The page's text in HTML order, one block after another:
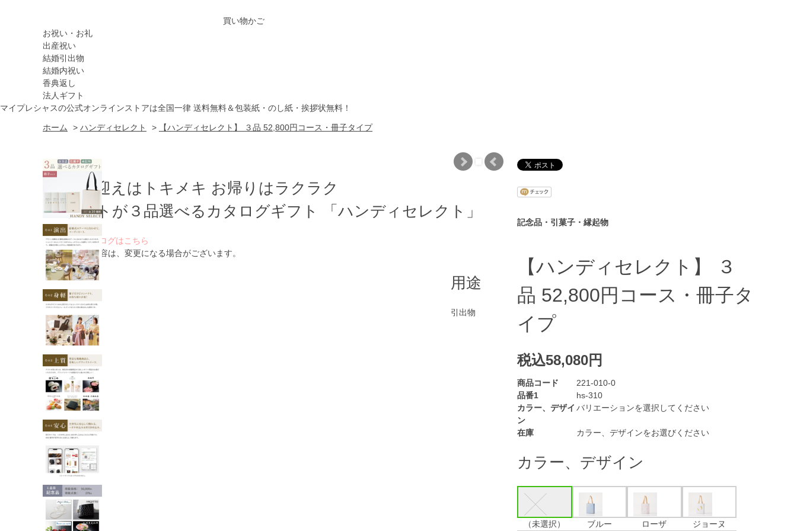
買い物かご
お祝い・お礼
出産祝い
結婚引出物
結婚内祝い
香典返し
法人ギフト
マイプレシャスの公式オンラインストアは全国一律 送料無料＆包装紙・のし紙・挨拶状無料！
ホーム > ハンディセレクト > 【ハンディセレクト】 ３品 52,800円コース・冊子タイプ
お出迎えはトキメキ お帰りはラクラク
ゲストが３品選べるカタログギフト 「ハンディセレクト」
WEBカタログはこちら
※ 掲載内容は、変更になる場合がございます。
用途
引出物
記念品・引菓子・縁起物
【ハンディセレクト】 ３
品 52,800円コース・冊子タ
イプ
税込58,080円
商品コード
221-010-0
品番1
hs-310
カラー、デザイ
ン
バリエーションを選択してください
在庫 カラー、デザインをお選びください
カラー、デザイン
（未選択） ブルー ローザ ジョーヌ